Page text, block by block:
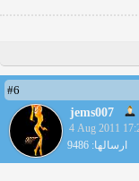
#6
jems007
4 Aug 2011
ارسالها: 9486